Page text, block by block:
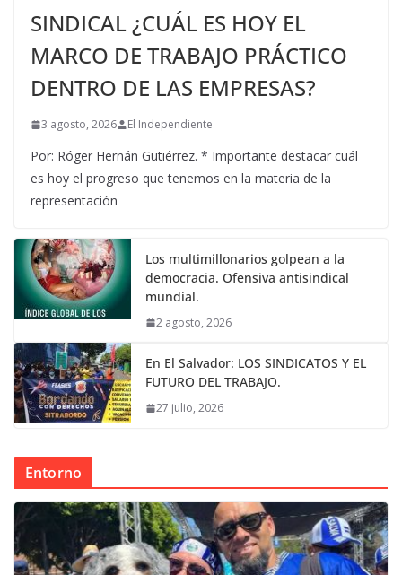
SINDICAL ¿CUÁL ES HOY EL
MARCO DE TRABAJO PRÁCTICO
DENTRO DE LAS EMPRESAS?
3 agosto, 2026 El Independiente
Por: Róger Hernán Gutiérrez. * Importante destacar cuál
es hoy el progreso que tenemos en la materia de la
representación
Los multimillonarios golpean a la
democracia. Ofensiva antisindical
mundial.
2 agosto, 2026
En El Salvador: LOS SINDICATOS Y EL
FUTURO DEL TRABAJO.
27 julio, 2026
Entorno